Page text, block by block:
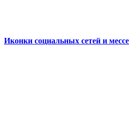
Иконки социальных сетей и